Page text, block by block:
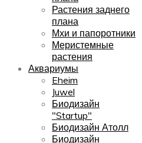
Растения заднего
плана
Мхи и папоротники
Меристемные
растения
Аквариумы
Eheim
Juwel
Биодизайн
"Startup"
Биодизайн Атолл
Биодизайн